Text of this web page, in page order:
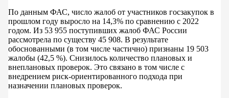
По данным ФАС, число жалоб от участников госзакупок в
прошлом году выросло на 14,3% по сравнению с 2022
годом. Из 53 955 поступивших жалоб ФАС России
рассмотрела по существу 45 908. В результате
обоснованными (в том числе частично) признаны 19 503
жалобы (42,5 %). Снизилось количество плановых и
внеплановых проверок. Это связано в том числе с
внедрением риск-ориентированного подхода при
назначении плановых проверок.